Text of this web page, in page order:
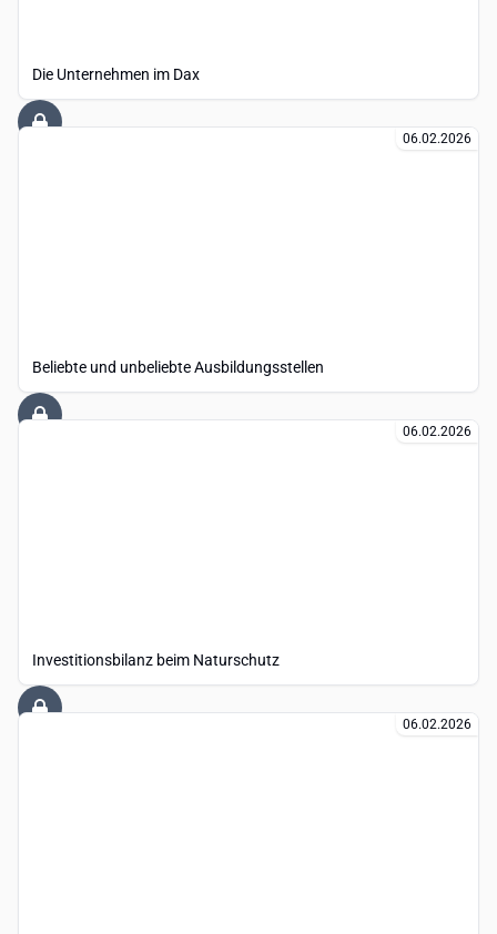
Die Unternehmen im Dax
06.02.2026
Beliebte und unbeliebte Ausbildungsstellen
06.02.2026
Investitionsbilanz beim Naturschutz
06.02.2026